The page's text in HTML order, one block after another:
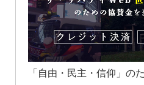
「自由・民主・信仰」の